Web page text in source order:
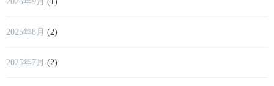
2025年8月 (2)
2025年7月 (2)